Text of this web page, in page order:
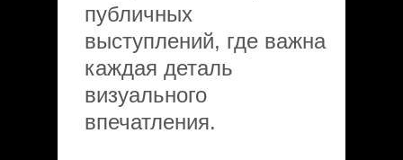
публичных
выступлений, где важна
каждая деталь
визуального
впечатления.